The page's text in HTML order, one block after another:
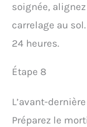
soignée,
carrelage au
24 heures.
Étape 8
L’avant-
Préparez le